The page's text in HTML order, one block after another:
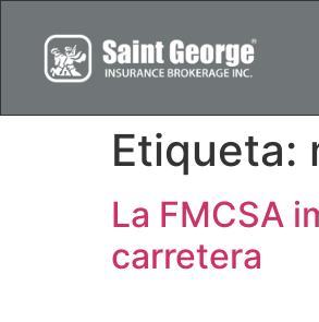
Etiqueta:
La FMCSA
carretera